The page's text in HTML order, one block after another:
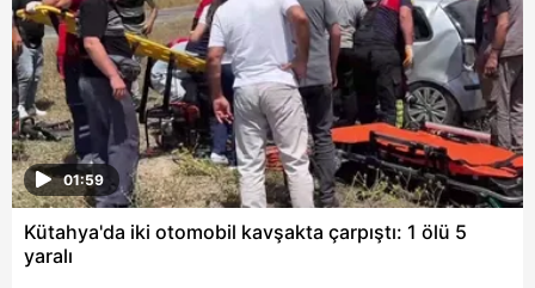
01:59
Kütahya'da iki otomobil kavşakta çarpıştı: 1 ölü 5
yaralı